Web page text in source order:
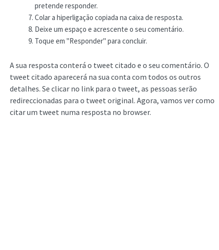
pretende responder.
Colar a hiperligação copiada na caixa de resposta.
Deixe um espaço e acrescente o seu comentário.
Toque em "Responder" para concluir.
A sua resposta conterá o tweet citado e o seu comentário. O
tweet citado aparecerá na sua conta com todos os outros
detalhes. Se clicar no link para o tweet, as pessoas serão
redireccionadas para o tweet original. Agora, vamos ver como
citar um tweet numa resposta no browser.